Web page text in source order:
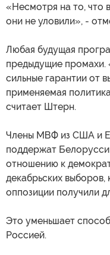
«Несмотря на то, что
они не уловили», -
Любая будущая
предыдущие
сильные гарантии от
применяемая
считает Штерн.
Члены МВФ из США и
поддержат
отношению к
декабрьских выборов,
оппозиции получили
Это уменьшает
Россией.